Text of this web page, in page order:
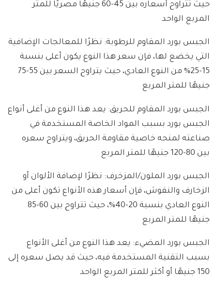
حيث تتراوح أسعاره بين 45-60 جنيهًا مصريًا للمتر
المربع الواحد
الجبس بورد المقاوم للرطوبة: نظرًا للمعالجات الإضافية
التي يخضع لها، فإن سعر هذا النوع يكون أعلى بنسبة
15-25% من النوع العادي، حيث يتراوح السعر بين 55-75
جنيهًا للمتر المربع
الجبس بورد المقاوم للحريق: يعد هذا النوع من أغلى أنواع
الجبس بورد بسبب المواد الخاصة المستخدمة في
صناعته لمنحه خاصية مقاومة الحريق، ويتراوح سعره
بين 80-120 جنيهًا للمتر المربع
الجبس بورد الملون/المزخرف: نظرًا لإضافة الألوان أو
الزخارف والنقوش، فإن أسعار هذه الأنواع تكون أعلى من
النوع العادي بنسبة 20-40%، حيث تتراوح بين 60-85
جنيهًا للمتر المربع
الجبس بورد المضيء: يعد هذا النوع من أغلى الأنواع
بسبب التقنية المستخدمة فيه، حيث قد يصل سعره إلى
150 جنيهًا أو أكثر للمتر المربع الواحد